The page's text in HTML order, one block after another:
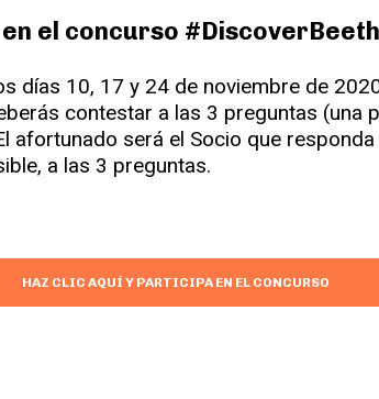
el concurso
días 10, 17 y 24 de noviembre de
contestar a las 3 preguntas (una
afortunado será el Socio que
a las 3 preguntas.
HAZ CLIC AQUÍ Y PARTICIPA EN EL CONCURSO